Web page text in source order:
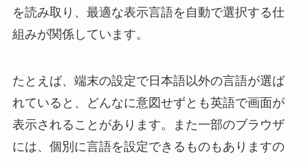
を読み取り、最適な表示言語を自動で選択する仕
組みが関係しています。
たとえば、端末の設定で日本語以外の言語が選ば
れていると、どんなに意図せずとも英語で画面が
表示されることがあります。また一部のブラウザ
には、個別に言語を設定できるものもありますの